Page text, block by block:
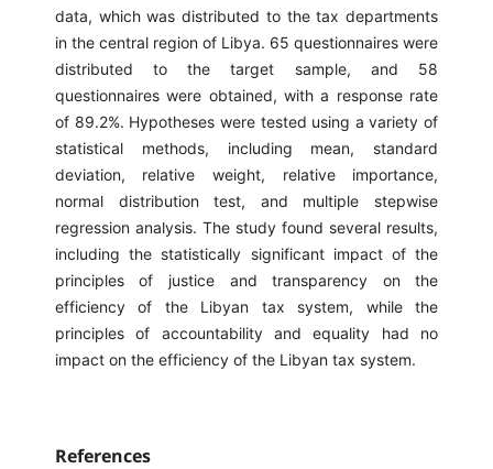
data, which was distributed to the tax departments
in the central region of Libya. 65 questionnaires were
distributed to the target sample, and 58
questionnaires were obtained, with a response rate
of 89.2%. Hypotheses were tested using a variety of
statistical methods, including mean, standard
deviation, relative weight, relative importance,
normal distribution test, and multiple stepwise
regression analysis. The study found several results,
including the statistically significant impact of the
principles of justice and transparency on the
efficiency of the Libyan tax system, while the
principles of accountability and equality had no
impact on the efficiency of the Libyan tax system.
References